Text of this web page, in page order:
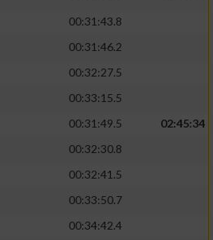
00:31:43.8
00:31:46.2
00:32:27.5
00:33:15.5
00:31:49.5
02:45:34
00:32:30.8
00:32:41.5
00:33:50.7
00:34:42.4